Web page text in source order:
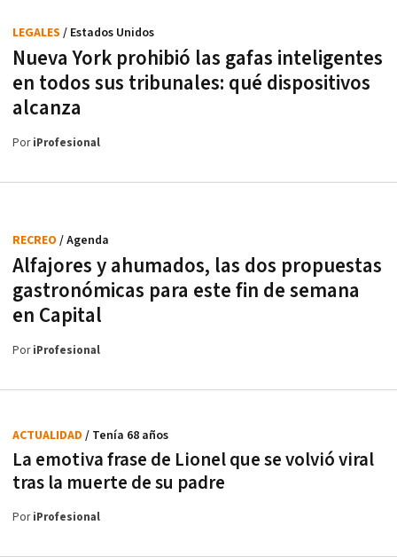
Nueva York prohibió las gafas inteligentes
en todos sus tribunales: qué dispositivos
alcanza
LEGALES / Estados Unidos
PoriProfesional
Alfajores y ahumados, las dos propuestas
gastronómicas para este fin de semana
en Capital
RECREO / Agenda
PoriProfesional
La emotiva frase de Lionel que se volvió viral
tras la muerte de su padre
ACTUALIDAD / Tenía 68 años
PoriProfesional